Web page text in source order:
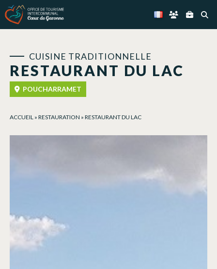
RESTAURANT DU LAC
CUISINE TRADITIONNELLE
POUCHARRAMET
ACCUEIL » RESTAURATION » RESTAURANT DU LAC
Panneau de gestion des cookies